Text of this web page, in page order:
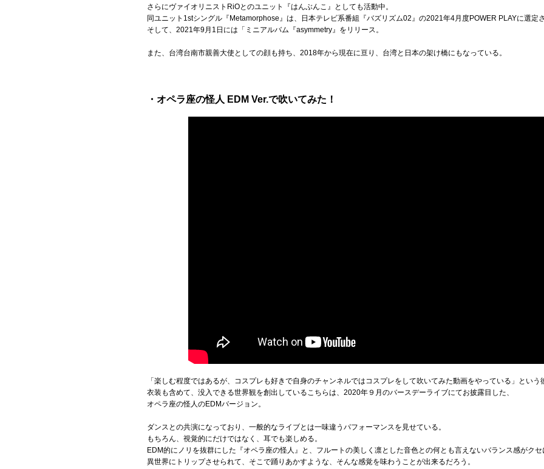
さらにヴァイオリニストRiOとのユニット『はんぶんこ』としても活動中。
同ユニット1stシングル『Metamorphose』は、日本テレビ系番組『バズリズム02』の2021年4月度POWER PLAYに選定
そして、2021年9月1日には「ミニアルバム『asymmetry』をリリース。
また、台湾台南市親善大使としての顔も持ち、2018年から現在に亘り、台湾と日本の架け橋にもなっている。
・オペラ座の怪人 EDM Ver.で吹いてみた！
「楽しむ程度ではあるが、コスプレも好きで自身のチャンネルではコスプレをして吹いてみた動画をやっている」という
衣装も含めて、没入できる世界観を創出しているこちらは、2020年９月のバースデーライブにてお披露目した、
オペラ座の怪人のEDMバージョン。
ダンスとの共演になっており、一般的なライブとは一味違うパフォーマンスを見せている。
もちろん、視覚的にだけではなく、耳でも楽しめる。
EDM的にノリを抜群にした『オペラ座の怪人』と、フルートの美しく凛とした音色との何とも言えないバランス感がク
異世界にトリップさせられて、そこで踊りあかすような、そんな感覚を味わうことが出来るだろう。